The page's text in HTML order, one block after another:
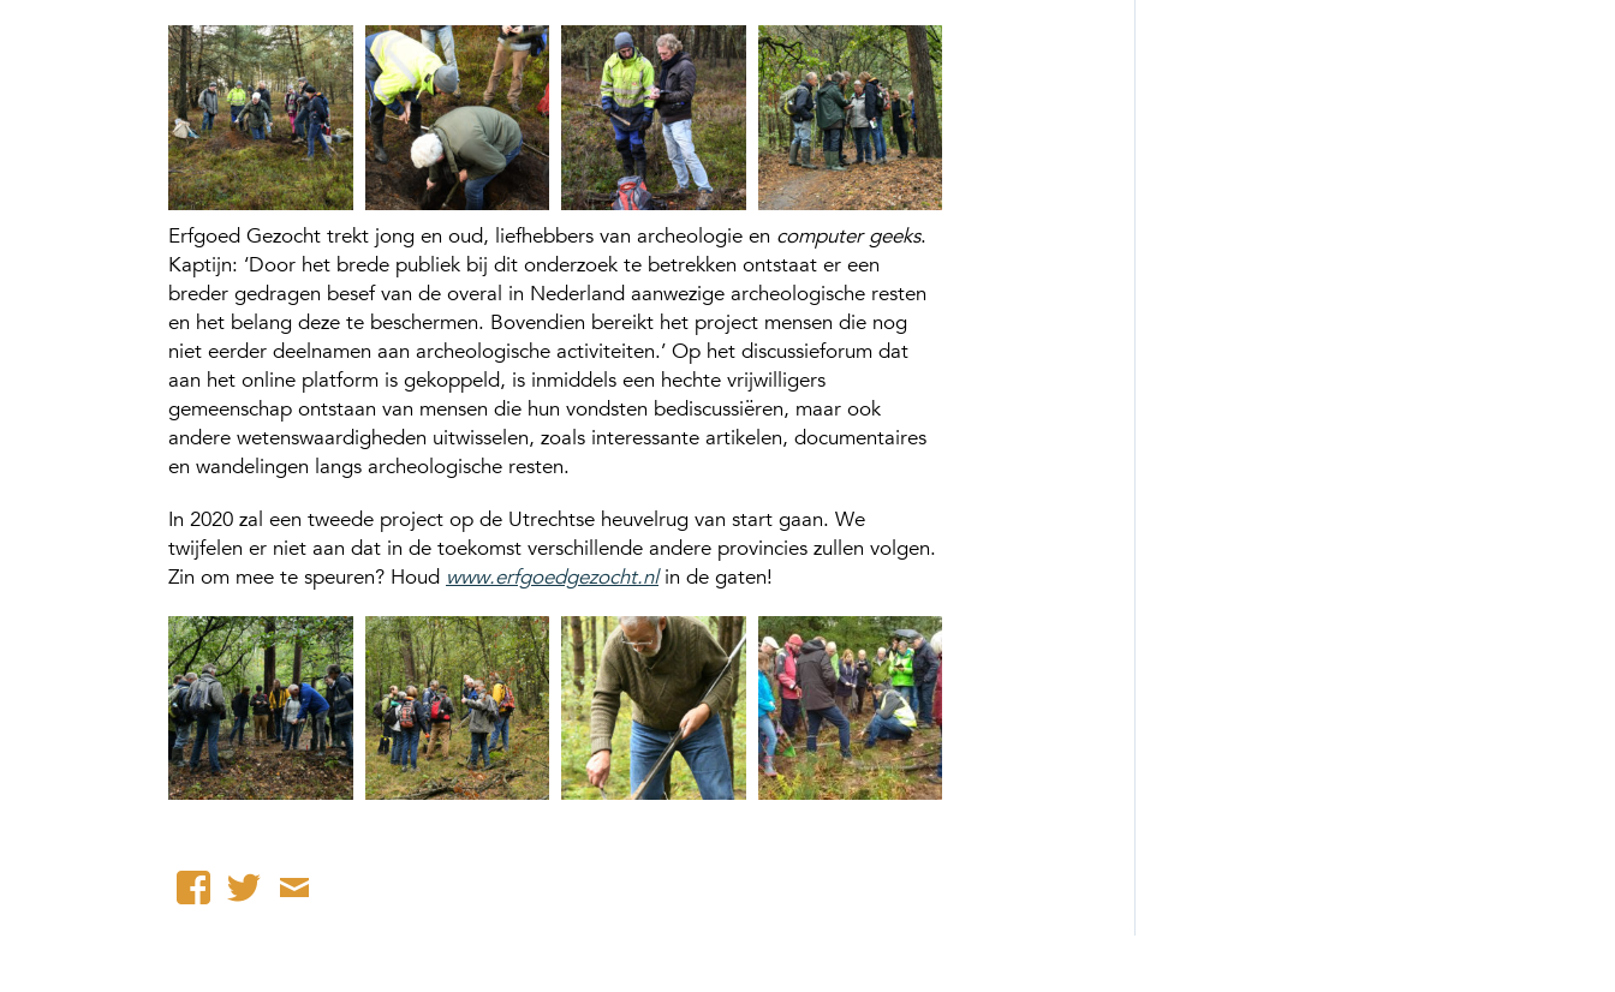
Erfgoed Gezocht trekt jong en oud, liefhebbers van archeologie en computer geeks.
Kaptijn: ‘Door het brede publiek bij dit onderzoek te betrekken ontstaat er een
breder gedragen besef van de overal in Nederland aanwezige archeologische resten
en het belang deze te beschermen. Bovendien bereikt het project mensen die nog
niet eerder deelnamen aan archeologische activiteiten.’ Op het discussieforum dat
aan het online platform is gekoppeld, is inmiddels een hechte vrijwilligers
gemeenschap ontstaan van mensen die hun vondsten bediscussiëren, maar ook
andere wetenswaardigheden uitwisselen, zoals interessante artikelen, documentaires
en wandelingen langs archeologische resten.
In 2020 zal een tweede project op de Utrechtse heuvelrug van start gaan. We
twijfelen er niet aan dat in de toekomst verschillende andere provincies zullen volgen.
Zin om mee te speuren? Houd www.erfgoedgezocht.nlin de gaten!